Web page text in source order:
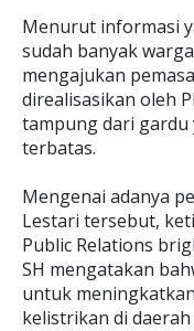
Menurut informasi
sudah banyak
mengajukan
direalisasikan oleh
tampung dari gardu
terbatas.
Mengenai adanya
Lestari tersebut,
Public Relations
SH mengatakan
untuk
kelistrikan di daerah